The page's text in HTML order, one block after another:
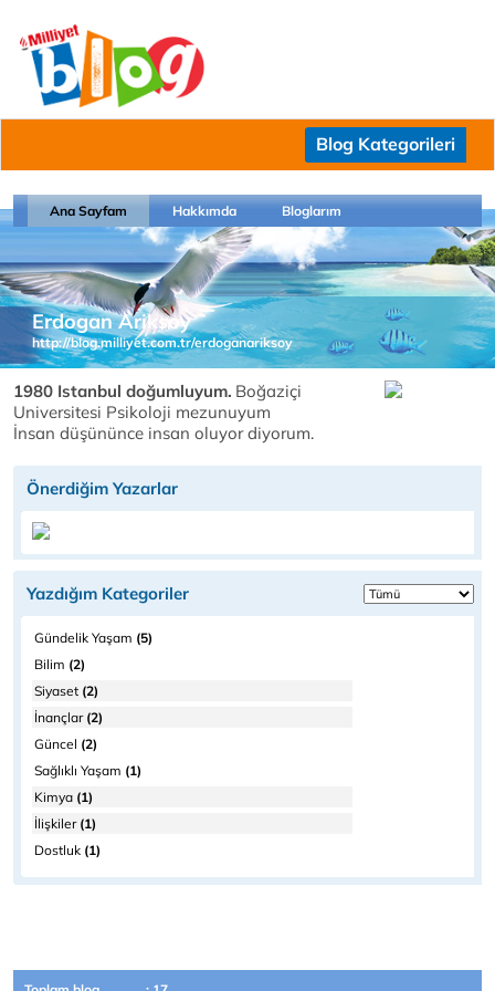
Blog Kategorileri
Ana Sayfam Hakkımda Bloglarım
Erdogan Ariksoy
http://blog.milliyet.com.tr/erdoganariksoy
1980 Istanbul doğumluyum. Boğaziçi
Universitesi Psikoloji mezunuyum
İnsan düşününce insan oluyor diyorum.
Önerdiğim Yazarlar
Yazdığım Kategoriler
Gündelik Yaşam (5)
Bilim (2)
Siyaset (2)
İnançlar(2)
Güncel (2)
Sağlıklı Yaşam (1)
Kimya (1)
İlişkiler(1)
Dostluk (1)